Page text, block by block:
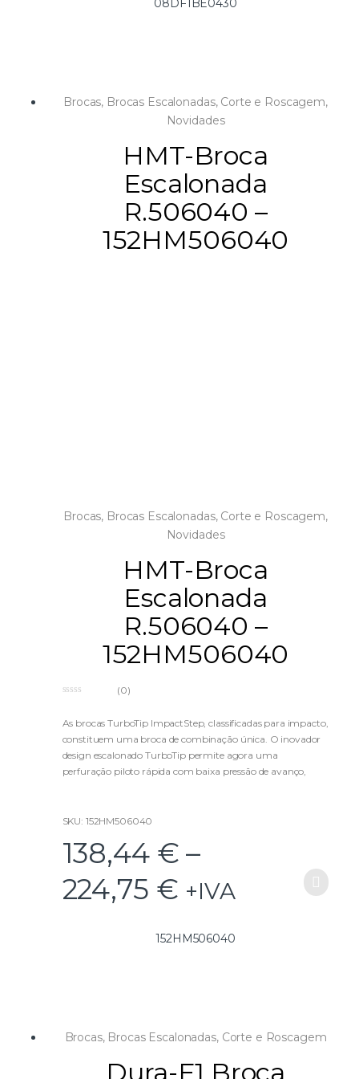
08DF1BE0430
Brocas, Brocas Escalonadas, Corte e Roscagem,
Novidades
HMT-Broca
Escalonada
R.506040 –
152HM506040
Brocas, Brocas Escalonadas, Corte e Roscagem,
Novidades
HMT-Broca
Escalonada
R.506040 –
152HM506040
u
o
f
5
(0)
As brocas TurboTip ImpactStep, classificadas para impacto,
constituem uma broca de combinação única. O inovador
design escalonado TurboTip permite agora uma
perfuração piloto rápida com baixa pressão de avanço,
escalonados, com cada tamanho claramente marcado no
interior da ranhura, e permite a perfuração e alargamento
combinados em materiais com espessura até 12 mm.
SKU: 152HM506040
138,44 € –
224,75 € +IVA
152HM506040
Brocas, Brocas Escalonadas, Corte e Roscagem
Dura-F1 Broca